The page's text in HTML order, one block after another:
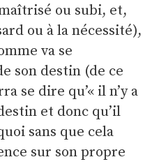
ou subi, et,
ou à la nécessité),
va se
son destin (de ce
se dire qu’« il n’y a
et donc qu’il
sans que cela
sur son propre